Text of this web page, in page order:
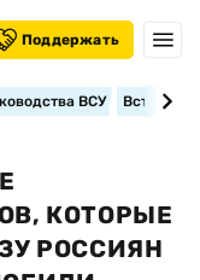
Поддержать
ВСУ
КОТОРЫЕ
РОССИЯН